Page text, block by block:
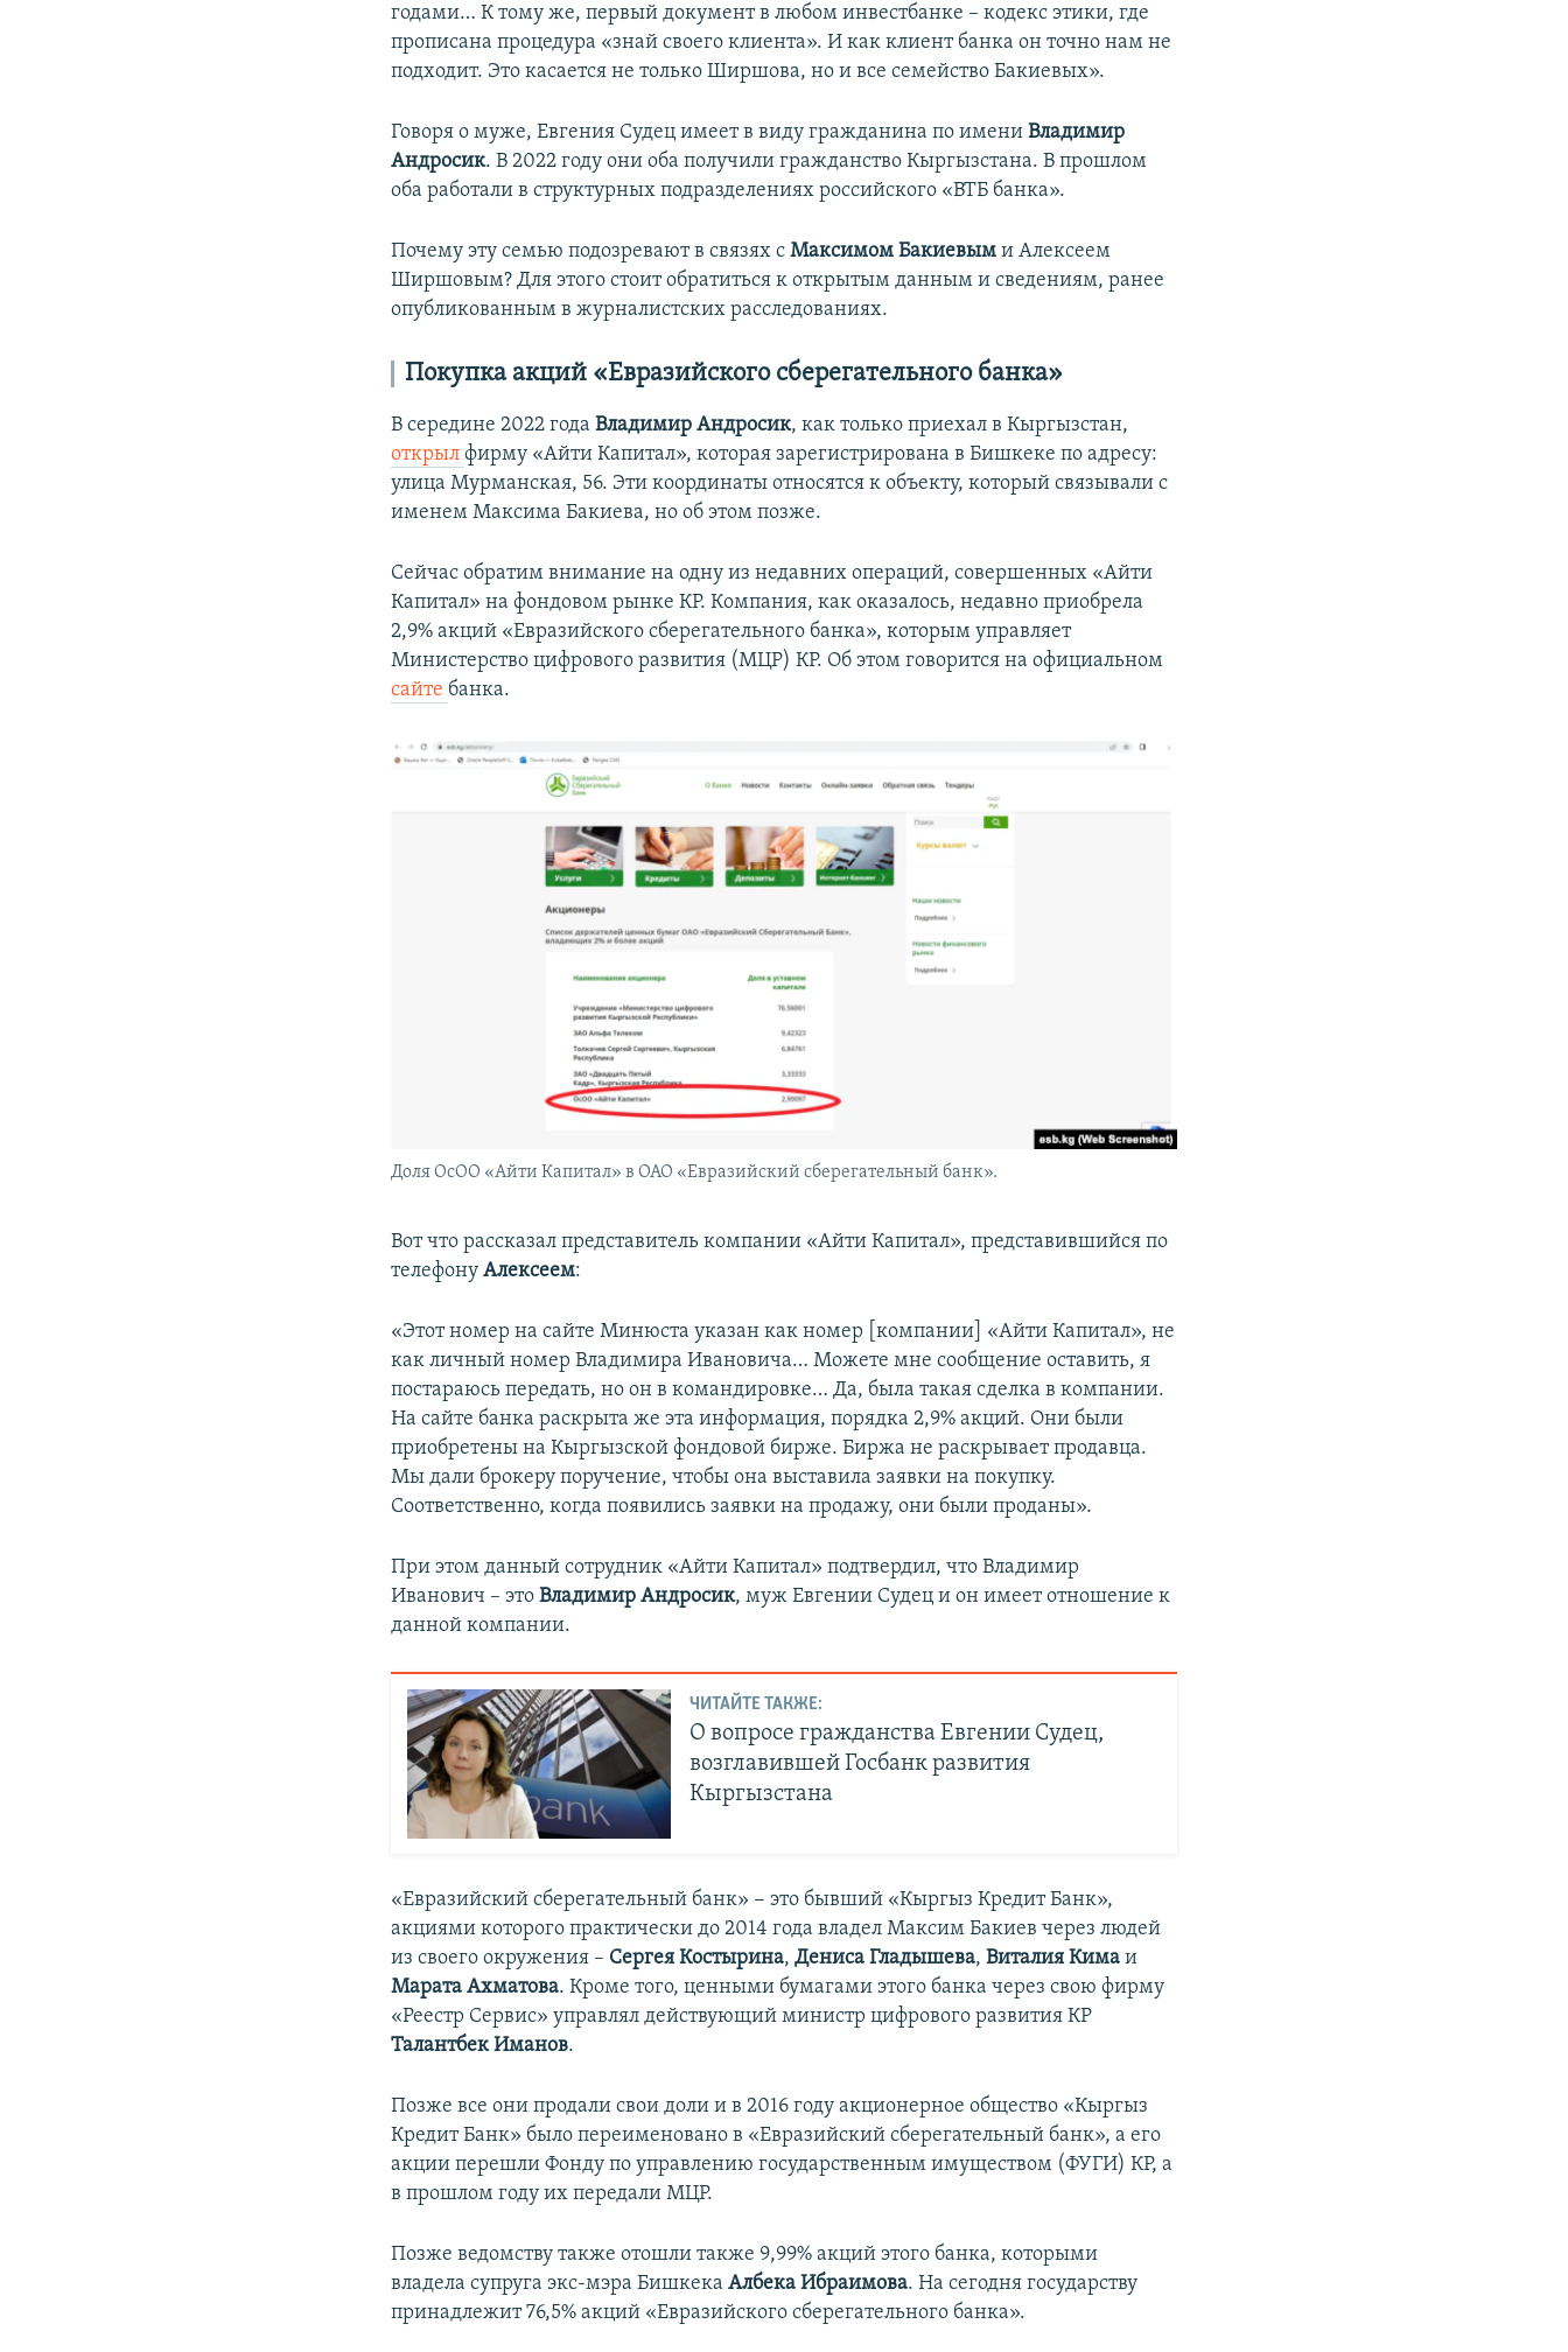
годами… К тому же, первый документ в любом инвестбанке – кодекс этики, где
прописана процедура «знай своего клиента». И как клиент банка он точно нам не
подходит. Это касается не только Ширшова, но и все семейство Бакиевых».
Говоря о муже, Евгения Судец имеет в виду гражданина по имениВладимир
Андросик. В 2022 году они оба получили гражданство Кыргызстана. В прошлом
оба работали в структурных подразделениях российского «ВТБ банка».
Почему эту семью подозревают в связях сМаксимом Бакиевым и Алексеем
Ширшовым? Для этого стоит обратиться к открытым данным и сведениям, ранее
опубликованным в журналистских расследованиях.
Покупка акций «Евразийского сберегательного банка»
В середине 2022 годаВладимир Андросик, как только приехал в Кыргызстан,
открылфирму «Айти Капитал», которая зарегистрирована в Бишкеке по адресу:
улица Мурманская, 56. Эти координаты относятся к объекту, который связывали с
именем Максима Бакиева, но об этом позже.
Сейчас обратим внимание на одну из недавних операций, совершенных «Айти
Капитал» на фондовом рынке КР. Компания, как оказалось, недавно приобрела
2,9% акций «Евразийского сберегательного банка», которым управляет
Министерство цифрового развития (МЦР) КР. Об этом говорится на официальном
сайте банка.
Доля ОсОО «Айти Капитал» в ОАО «Евразийский сберегательный банк».
Вот что рассказал представитель компании «Айти Капитал», представившийся по
телефонуАлексеем:
«Этот номер на сайте Минюста указан как номер [компании] «Айти Капитал», не
как личный номер Владимира Ивановича… Можете мне сообщение оставить, я
постараюсь передать, но он в командировке… Да, была такая сделка в компании.
На сайте банка раскрыта же эта информация, порядка 2,9% акций. Они были
приобретены на Кыргызской фондовой бирже. Биржа не раскрывает продавца.
Мы дали брокеру поручение, чтобы она выставила заявки на покупку.
Соответственно, когда появились заявки на продажу, они были проданы».
При этом данный сотрудник «Айти Капитал» подтвердил, что Владимир
Иванович – этоВладимир Андросик, муж Евгении Судец и он имеет отношение к
данной компании.
ЧИТАЙТЕ ТАКЖЕ:
О вопросе гражданства Евгении Судец,
возглавившей Госбанк развития
Кыргызстана
«Евразийский сберегательный банк» − это бывший «Кыргыз Кредит Банк»,
акциями которого практически до 2014 года владел Максим Бакиев через людей
из своего окружения – Сергея Костырина,Дениса Гладышева,Виталия Кима и
Марата Ахматова. Кроме того, ценными бумагами этого банка через свою фирму
«Реестр Сервис» управлял действующий министр цифрового развития КР
Талантбек Иманов.
Позже все они продали свои доли и в 2016 году акционерное общество «Кыргыз
Кредит Банк» было переименовано в «Евразийский сберегательный банк», а его
акции перешли Фонду по управлению государственным имуществом (ФУГИ) КР, а
в прошлом году их передали МЦР.
Позже ведомству также отошли также 9,99% акций этого банка, которыми
владела супруга экс-мэра БишкекаАлбека Ибраимова. На сегодня государству
принадлежит 76,5% акций «Евразийского сберегательного банка».